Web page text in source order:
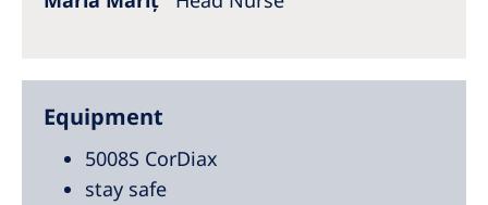
Equipment
5008S CorDiax
stay safe